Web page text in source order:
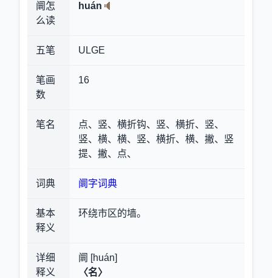
阛怎
么读
huán
五笔 ULGE
笔画
数
16
笔名
点、竖、横折钩、竖、横折、竖、
竖、横、横、竖、横折、横、撇、竖
提、撇、点、
词典 阛字词典
基本
释义
环绕市区的墙。
详细
释义
阛 [huán]
〈名〉